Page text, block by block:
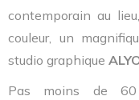
contemporain au
couleur, un
studio graphique
Pas moins de 60